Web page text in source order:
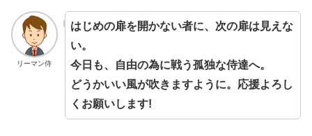
リーマン侍
はじめの扉を開かない者に、次の扉は見えな
い。
今日も、自由の為に戦う孤独な侍達へ。
どうかいい風が吹きますように。応援よろし
くお願いします!